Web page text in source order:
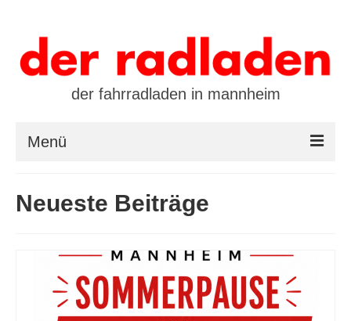
der fahrradladen in mannheim
Menü
öffnungszeiten / kontakt
leasing / finanzierung
preistool
Neueste Beiträge